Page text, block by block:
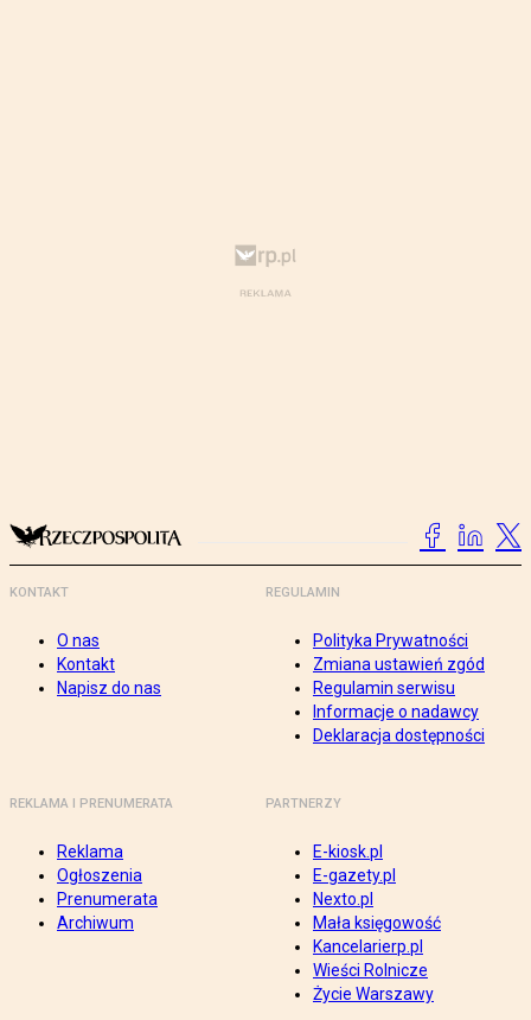
KONTAKT
O nas
Kontakt
Napisz do nas
REGULAMIN
Polityka Prywatności
Zmiana ustawień zgód
Regulamin serwisu
Informacje o nadawcy
Deklaracja dostępności
REKLAMA I PRENUMERATA
Reklama
Ogłoszenia
Prenumerata
Archiwum
PARTNERZY
E-kiosk.pl
E-gazety.pl
Nexto.pl
Mała księgowość
Kancelarierp.pl
Wieści Rolnicze
Życie Warszawy